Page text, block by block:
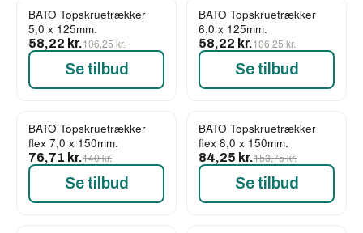
-45%
BATO Topskruetrækker
5,0 x 125mm.
58,22 kr.106,25 kr.
Se tilbud
-45%
BATO Topskruetrækker
6,0 x 125mm.
58,22 kr.106,25 kr.
Se tilbud
-45%
BATO Topskruetrækker
flex 7,0 x 150mm.
76,71 kr.140 kr.
Se tilbud
-45%
BATO Topskruetrækker
flex 8,0 x 150mm.
84,25 kr.153,75 kr.
Se tilbud